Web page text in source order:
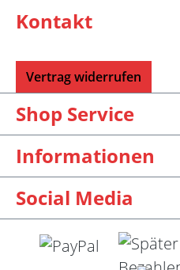
Kontakt
Vertrag widerrufen
Shop Service
Informationen
Social Media